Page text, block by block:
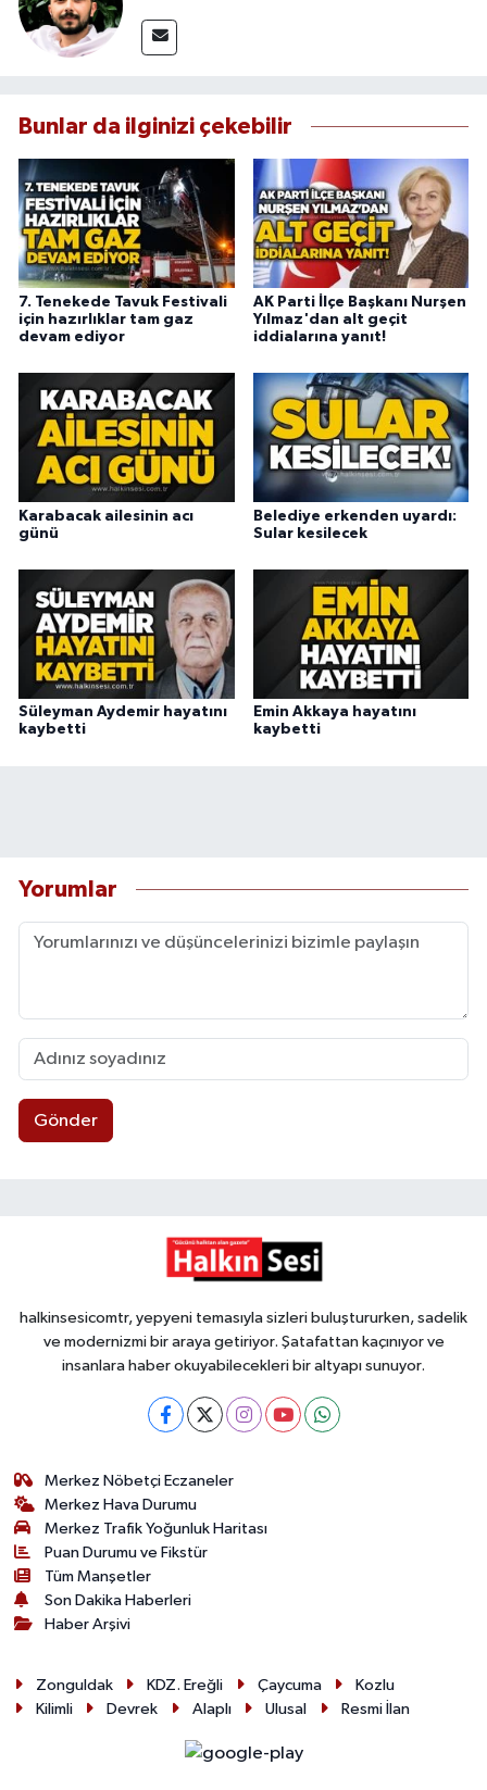
Bunlar da ilginizi çekebilir
7. Tenekede Tavuk Festivali
için hazırlıklar tam gaz
devam ediyor
AK Parti İlçe Başkanı Nurşen
Yılmaz'dan alt geçit
iddialarına yanıt!
Karabacak ailesinin acı
günü
Belediye erkenden uyardı:
Sular kesilecek
Süleyman Aydemir hayatını
kaybetti
Emin Akkaya hayatını
kaybetti
Yorumlar
Gönder
halkinsesicomtr, yepyeni temasıyla sizleri buluştururken, sadelik
ve modernizmi bir araya getiriyor. Şatafattan kaçınıyor ve
insanlara haber okuyabilecekleri bir altyapı sunuyor.
Merkez Nöbetçi Eczaneler
Merkez Hava Durumu
Merkez Trafik Yoğunluk Haritası
Puan Durumu ve Fikstür
Tüm Manşetler
Son Dakika Haberleri
Haber Arşivi
Zonguldak KDZ. Ereğli Çaycuma
Kozlu
Kilimli
Devrek Alaplı Ulusal Resmi İlan